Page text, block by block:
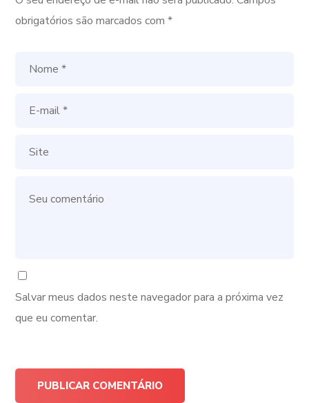
obrigatórios são marcados com*
Salvar meus dados neste navegador para a próxima vez
que eu comentar.